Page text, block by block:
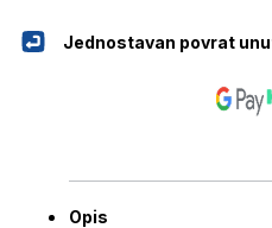
Jednostavan povrat
Opis